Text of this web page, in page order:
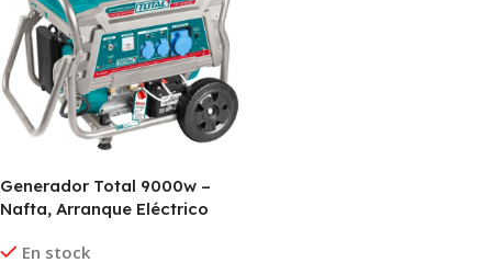
Generador Total 9000w –
Nafta, Arranque Eléctrico
En stock